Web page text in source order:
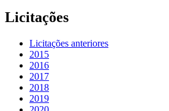
Licitações
Licitações anteriores
2015
2016
2017
2018
2019